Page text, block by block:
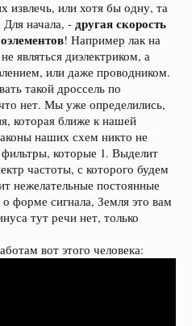
извлечь, или хотя бы одну, та
Для начала, - другая скорость
! Например лак на
являться диэлектриком, а
или даже проводником.
такой дроссель по
нет. Мы уже определились,
которая ближе к нашей
наших схем никто не
которые 1. Выделит
частоты, с которого будем
нежелательные постоянные
форме сигнала, Земля это вам
тут речи нет, только
вот этого человека: